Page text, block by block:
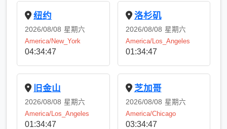
纽约
2026/08/08 星期六
America/New_York
04:34:47
洛杉矶
2026/08/08 星期六
America/Los_Angeles
01:34:47
旧金山
2026/08/08 星期六
America/Los_Angeles
01:34:47
芝加哥
2026/08/08 星期六
America/Chicago
03:34:47